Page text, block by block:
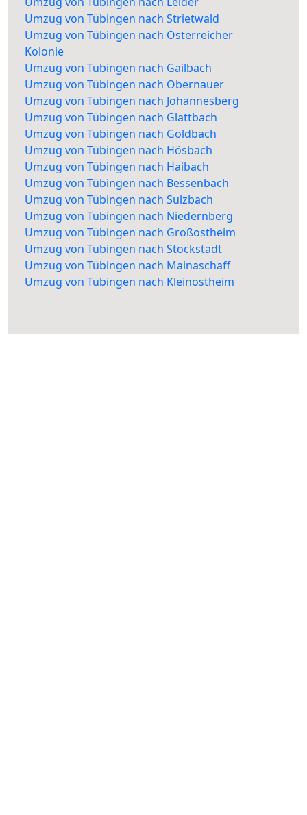
Umzug von Tübingen nach Strietwald
Umzug von Tübingen nach Österreicher
Kolonie
Umzug von Tübingen nach Gailbach
Umzug von Tübingen nach Obernauer
Umzug von Tübingen nach Johannesberg
Umzug von Tübingen nach Glattbach
Umzug von Tübingen nach Goldbach
Umzug von Tübingen nach Hösbach
Umzug von Tübingen nach Haibach
Umzug von Tübingen nach Bessenbach
Umzug von Tübingen nach Sulzbach
Umzug von Tübingen nach Niedernberg
Umzug von Tübingen nach Großostheim
Umzug von Tübingen nach Stockstadt
Umzug von Tübingen nach Mainaschaff
Umzug von Tübingen nach Kleinostheim